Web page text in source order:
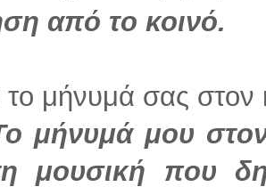
από το κοινό.
το μήνυμά σας
μήνυμά μου
μουσική που